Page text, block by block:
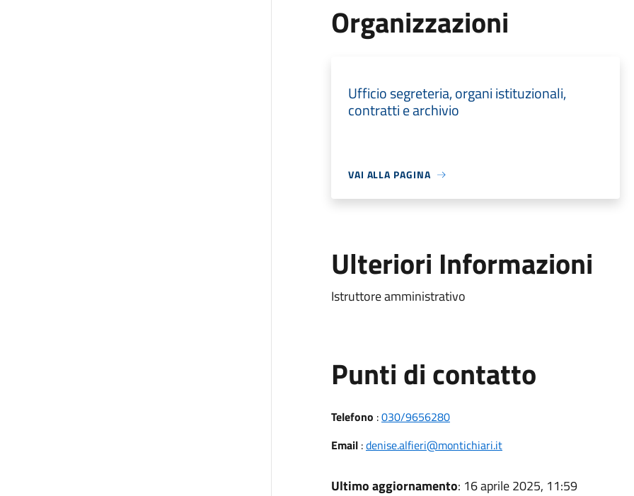
Organizzazioni
Ufficio segreteria, organi istituzionali,
contratti e archivio
VAI ALLA PAGINA
Ulteriori Informazioni
Istruttore amministrativo
Punti di contatto
Telefono :030/9656280
Email:denise.alfieri@montichiari.it
Ultimo aggiornamento: 16 aprile 2025, 11:59